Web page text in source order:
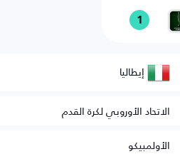
1
إيطاليا
الاتحاد الأوروبي لكرة القدم
الأولمبيكو